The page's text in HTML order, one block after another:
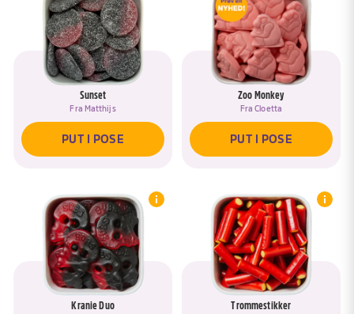
Sunset
Fra Matthijs
PUT I POSE
Zoo Monkey
FraCloetta
PUT I POSE
Kranie Duo Trommestikker